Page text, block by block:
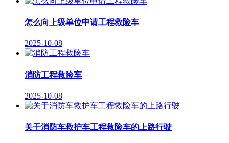
怎么向上级单位申请工程救险车
2025-10-08
消防工程救险车
2025-10-08
关于消防车救护车工程救险车的上路行驶